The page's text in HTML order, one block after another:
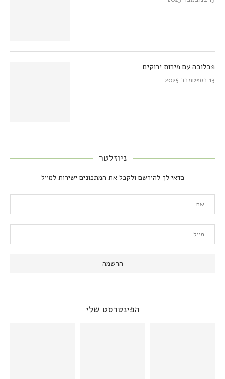
פבלובה עם פירות ירוקים
13 בספטמבר 2025
ניוזלטר
כדאי לך להירשם ולקבל את המתכונים ישירות למייל
הפינטרסט שלי